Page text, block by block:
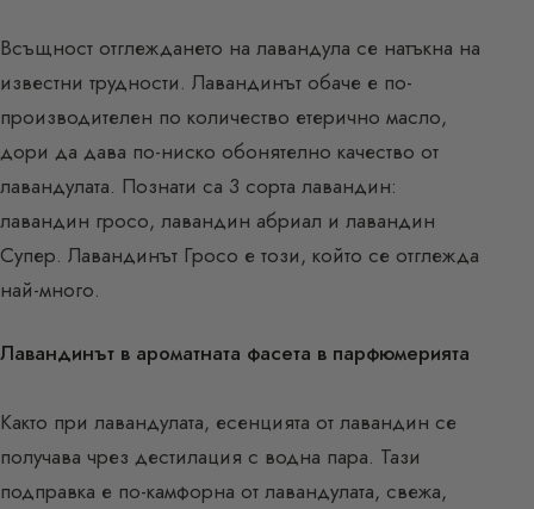
Всъщност отглеждането на лавандула се натъкна на
известни трудности. Лавандинът обаче е по-
производителен по количество етерично масло,
дори да дава по-ниско обонятелно качество от
лавандулата. Познати са 3 сорта лавандин:
лавандин гросо, лавандин абриал и лавандин
Супер. Лавандинът Гросо е този, който се отглежда
най-много.
Лавандинът в ароматната фасета в парфюмерията
Както при лавандулата, есенцията от лавандин се
получава чрез дестилация с водна пара. Тази
подправка е по-камфорна от лавандулата, свежа,